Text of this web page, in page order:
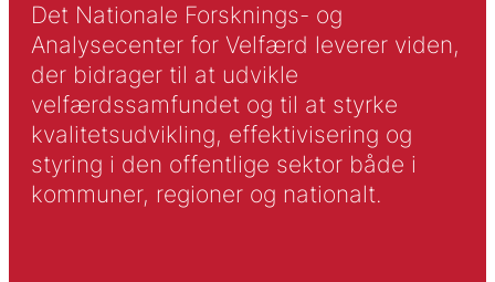
Det Nationale Forsknings- og
Analysecenter for Velfærd leverer viden,
der bidrager til at udvikle
velfærdssamfundet og til at styrke
kvalitetsudvikling, effektivisering og
styring i den offentlige sektor både i
kommuner, regioner og nationalt.